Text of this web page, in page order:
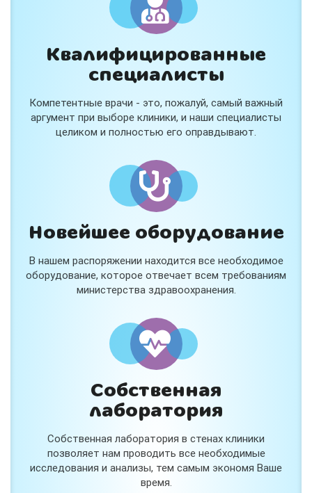
Квалифицированные
специалисты
Компетентные врачи - это, пожалуй, самый важный
аргумент при выборе клиники, и наши специалисты
целиком и полностью его оправдывают.
Новейшее оборудование
В нашем распоряжении находится все необходимое
оборудование, которое отвечает всем требованиям
министерства здравоохранения.
Собственная
лаборатория
Собственная лаборатория в стенах клиники
позволяет нам проводить все необходимые
исследования и анализы, тем самым экономя Ваше
время.
Консультация ортопеда +
тейпирование за 1 приём
Вас или вашего ребёнка беспокоят:
- боли в спине, шее, коленях или ногах?
- дискомфорт после спорта и нагрузок?
В «Медлэнд» принимает известный ортопед-
травматолог Шехмаметьев Али Зарефуллович
В прием входит:
✔️ Осмотр и консультация врача
✔️ Рекомендации по вашей ситуации
✔️Тейпирование
спортсменам и беременным женщинам.
Специальная цена — 3000 ₽.
и расскажем подробнее!
Нет, спасибо
Я согласен на обработкуперсональных данных
Работает наСтримвуд